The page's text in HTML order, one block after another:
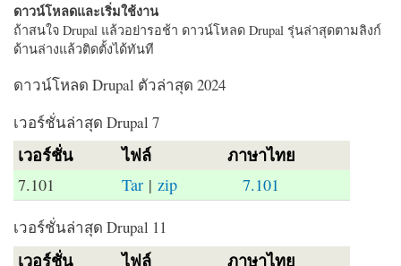
ดาวน์โหลดและเริ่มใช้งาน
ถ้าสนใจ Drupal แล้วอย่ารอช้า ดาวน์โหลด Drupal รุ่นล่าสุดตามลิงก์
ด้านล่างแล้วติดตั้งได้ทันที
ดาวน์โหลด Drupal ตัวล่าสุด 2024
เวอร์ชั่นล่าสุด Drupal 7
เวอร์ชั่น ไฟล์ ภาษาไทย
7.101 Tar |zip 7.101
เวอร์ชั่นล่าสุด Drupal 11
เวอร์ชั่น ไฟล์ ภาษาไทย